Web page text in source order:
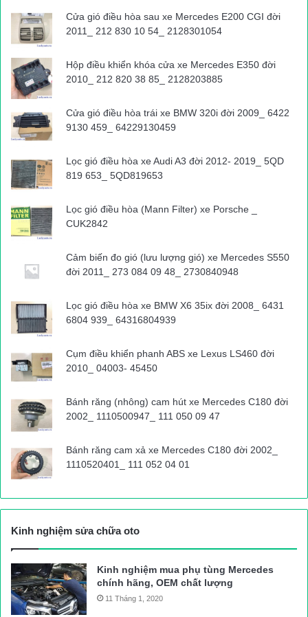
Thông tin ban đầu, vụ tai nạn đặc biệt nghiêm trọng xảy ra vào
khoảng 6h30 sáng nay ( 23/7), tại km 63 trên QL5 đoạn qua khu
vực xã Cộng Hòa, huyện Kim Thành – Hải Dương.
Vụ tai nạn khiến ít nhất 6 người chết
Trao đổi với PV báo Giao thông, đại diện Trạm CSGT Ba Hàng
Hải Dương xác nhận thông tin và cho biết, thời điểm trên, 1 xe
tải chưa rõ BKS đã đổ đè vào đoàn người đang đứng chờ sang
đường.
Liên quan vụ tai nạn, đại diện công an huyện Kim Thành (Hải
Quang Huấn đi tập thể dục bị một xe chở khách 16 chỗ đâm tử
vong. Chiếc xe gây tai nạn đỗ tại hiện trường bật đèn cảnh báo.
thông.
Cửa gió điều hòa sau xe Mercedes E200 CGI đời
2011_ 212 830 10 54_ 2128301054
Hộp điều khiển khóa cửa xe Mercedes E350 đời
2010_ 212 820 38 85_ 2128203885
Cửa gió điều hòa trái xe BMW 320i đời 2009_ 6422
9130 459_ 64229130459
Lọc gió điều hòa xe Audi A3 đời 2012- 2019_ 5QD
819 653_ 5QD819653
Lọc gió điều hòa (Mann Filter) xe Porsche _
CUK2842
Cảm biến đo gió (lưu lượng gió) xe Mercedes S550
đời 2011_ 273 084 09 48_ 2730840948
Lọc gió điều hòa xe BMW X6 35ix đời 2008_ 6431
6804 939_ 64316804939
Cụm điều khiển phanh ABS xe Lexus LS460 đời
2010_ 04003- 45450
Bánh răng (nhông) cam hút xe Mercedes C180 đời
2002_ 1110500947_ 111 050 09 47
Bánh răng cam xả xe Mercedes C180 đời 2002_
1110520401_ 111 052 04 01
Kinh nghiệm sửa chữa oto
Kinh nghiệm mua phụ tùng Mercedes
chính hãng, OEM chất lượng
11 Tháng 1, 2020